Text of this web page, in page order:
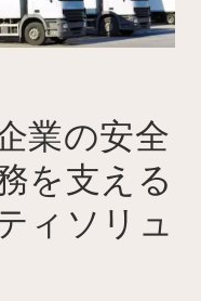
業の安全
を支える
ィソリュ